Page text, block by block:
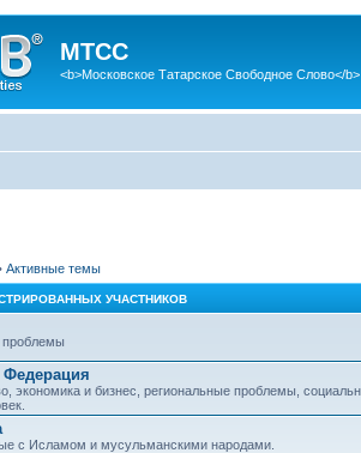
МТСС
<b>Московское Татарское Свободное Слово</b>
Активные темы
УЧАСТНИКОВ
Федерация
экономика и бизнес, региональные проблемы,
с Исламом и мусульманскими народами.